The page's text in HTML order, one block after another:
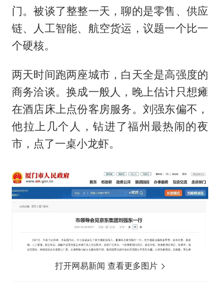
门。被谈了整整一天，聊的是零售、供应
链、人工智能、航空货运，议题一个比一
个硬核。
两天时间跑两座城市，白天全是高强度的
商务洽谈。换成一般人，晚上估计只想瘫
在酒店床上点份客房服务。刘强东偏不，
他拉上几个人，钻进了福州最热闹的夜
市，点了一桌小龙虾。
打开网易新闻 查看更多图片